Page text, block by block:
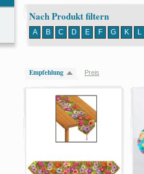
Nach Produkt filtern
A B C D E F G K L
Empfehlung Preis